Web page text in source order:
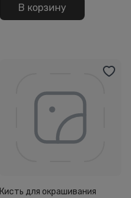
В корзину
Кисть для окрашивания